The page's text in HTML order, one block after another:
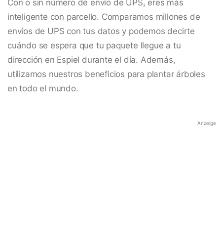
Con o sin número de envío de UPS, eres más
inteligente con parcello. Comparamos millones de
envíos de UPS con tus datos y podemos decirte
cuándo se espera que tu paquete llegue a tu
dirección en Espiel durante el día. Además,
utilizamos nuestros beneficios para plantar árboles
en todo el mundo.
Anzeige